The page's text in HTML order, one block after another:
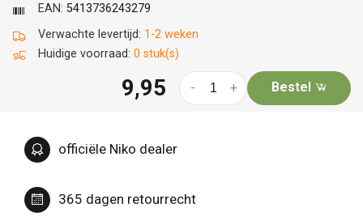
Verwachte levertijd: 1-2 weken
Huidige voorraad: 0 stuk(s)
EAN: 5413736243279
9,95 +
- Bestel
officiële Niko dealer
365 dagen retourrecht